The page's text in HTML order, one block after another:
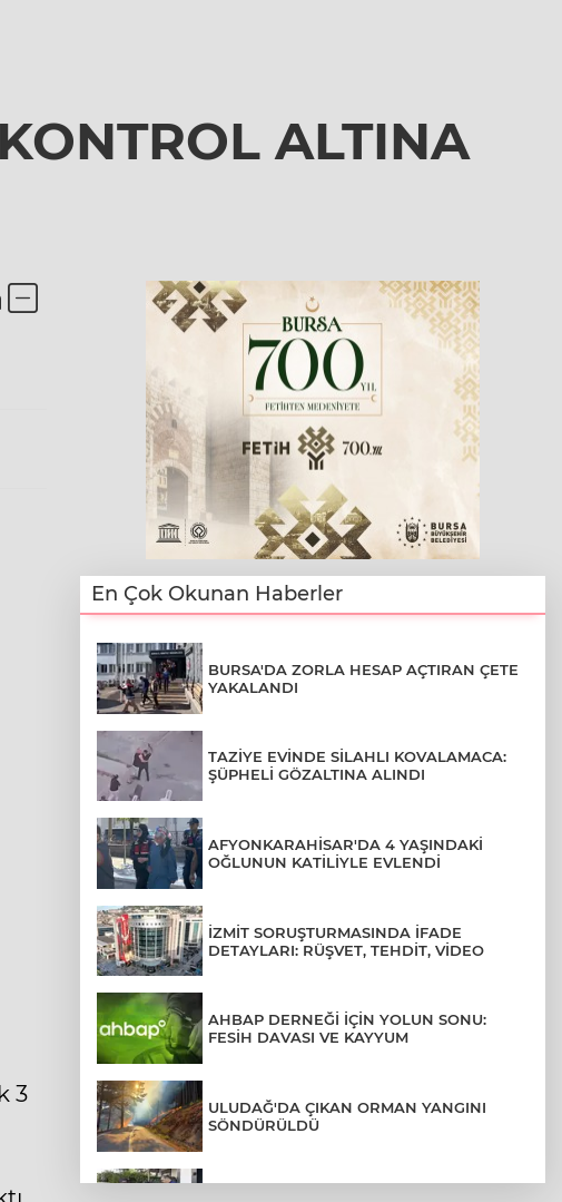
ALTINA
3
En Çok Okunan Haberler
BURSA'DA ZORLA HESAP AÇTIRAN ÇETE
YAKALANDI
TAZİYE EVİNDE SİLAHLI KOVALAMACA:
ŞÜPHELİ GÖZALTINA ALINDI
AFYONKARAHİSAR'DA 4 YAŞINDAKİ
OĞLUNUN KATİLİYLE EVLENDİ
İZMİT SORUŞTURMASINDA İFADE
DETAYLARI: RÜŞVET, TEHDİT, VİDEO
AHBAP DERNEĞİ İÇİN YOLUN SONU:
FESİH DAVASI VE KAYYUM
ULUDAĞ'DA ÇIKAN ORMAN YANGINI
SÖNDÜRÜLDÜ